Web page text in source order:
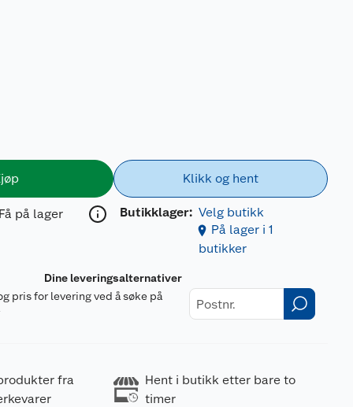
Få på lager
Klikk og hent
Butikklager: Velg butikk
På lager i 1
butikker
Dine leveringsalternativer
pris for levering ved å søke på
fra
Hent i butikk etter bare to
timer